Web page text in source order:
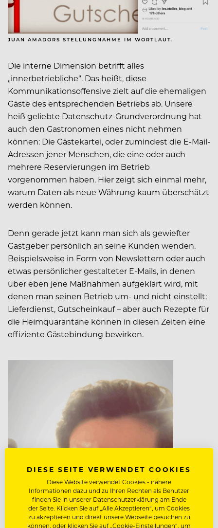
JUAN AMADORS STELLUNGNAHME IM WORTLAUT.
Die interne Dimension betrifft alles
„innerbetriebliche“. Das heißt, diese
Kommunikationsoffensive zielt auf die ehemaligen
Gäste des entsprechenden Betriebs ab. Unsere
heiß geliebte Datenschutz-Grundverordnung hat
auch den Gastronomen eines nicht nehmen
können: Die Gästekartei, oder zumindest die E-Mail-
Adressen jener Menschen, die eine oder auch
mehrere Reservierungen im Betrieb
vorgenommen haben. Hier zeigt sich einmal mehr,
warum Daten als neue Währung kaum überschätzt
werden können.
Denn gerade jetzt kann man sich als gewiefter
Gastgeber persönlich an seine Kunden wenden.
Beispielsweise in Form von Newslettern oder auch
etwas persönlicher gestalteter E-Mails, in denen
über eben jene Maßnahmen aufgeklärt wird, mit
denen man seinen Betrieb um- und nicht einstellt:
Lieferdienst, Gutscheinkauf – aber auch Rezepte für
die Heimquarantäne können in diesen Zeiten eine
effiziente Gästebindung bewirken.
DIESE SEITE VERWENDET COOKIES
Diese Website verwendet Cookies - nähere
Informationen dazu und zu Ihren Rechten als Benutzer
finden Sie in unserer Datenschutzerklärung am Ende
der Seite. Klicken Sie auf „Alle Akzeptieren“, um Cookies
zu akzeptieren und direkt unsere Webseite besuchen zu
können, oder klicken Sie auf „Cookie-Einstellungen“, um